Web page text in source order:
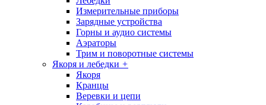
Измерительные приборы
Зарядные устройства
Горны и аудио системы
Аэраторы
Трим и поворотные системы
Якоря и лебедки +
Якоря
Кранцы
Веревки и цепи